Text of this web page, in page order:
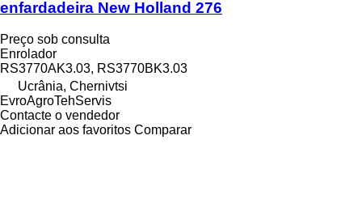
enfardadeira New Holland 276
Preço sob consulta
Enrolador
RS3770AK3.03, RS3770BK3.03
Ucrânia, Chernivtsi
EvroAgroTehServis
Contacte o vendedor
Adicionar aos favoritos Comparar